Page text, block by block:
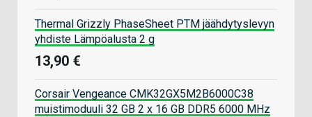
Thermal Grizzly PhaseSheet PTM jäähdytyslevyn
yhdiste Lämpöalusta 2 g
13,90 €
Corsair Vengeance CMK32GX5M2B6000C38
muistimoduuli 32 GB 2 x 16 GB DDR5 6000 MHz